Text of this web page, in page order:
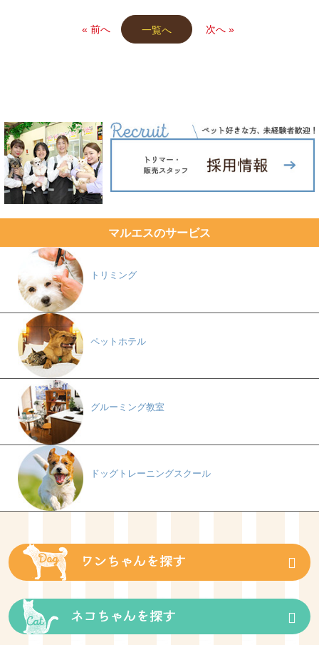
« 前へ 一覧へ 次へ »
マルエスのサービス
トリミング
ペットホテル
グルーミング教室
ドッグトレーニングスクール